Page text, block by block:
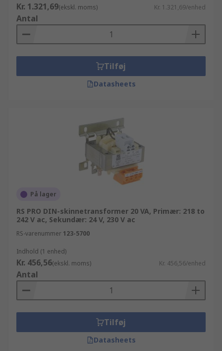
Kr. 1.321,69(ekskl. moms) Kr. 1.321,69/enhed
Antal
Tilføj
Datasheets
På lager
RS PRO DIN-skinnetransformer 20 VA, Primær: 218 to
242 V ac, Sekundær: 24 V, 230 V ac
RS-varenummer 123-5700
Indhold (1 enhed)
Kr. 456,56(ekskl. moms) Kr. 456,56/enhed
Antal
Tilføj
Datasheets